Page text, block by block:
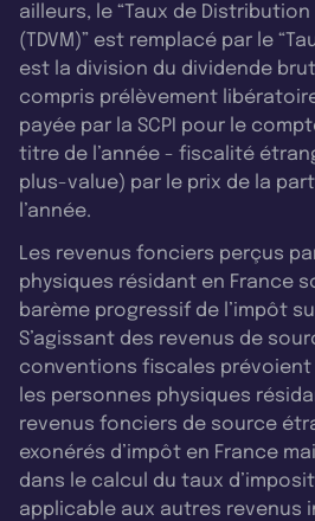
ailleurs, le “Taux de
(TDVM)” est remplacé par le
est la division du dividende
compris prélèvement
payée par la SCPI pour le
titre de l’année - fiscalité
plus-value) par le prix de la
l’année.
Les revenus fonciers perçus
physiques résidant en France
barème progressif de l’impôt
S’agissant des revenus de
conventions fiscales
les personnes physiques
revenus fonciers de source
exonérés d’impôt en France
dans le calcul du taux
applicable aux autres revenus